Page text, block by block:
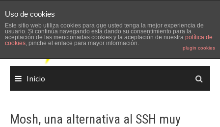
to
content
Inicio
Mosh, una alternativa al SSH muy
Uso de cookies
Este sitio web utiliza cookies para que usted tenga la mejor experiencia de
usuario. Si continúa navegando está dando su consentimiento para la
aceptación de las mencionadas cookies y la aceptación de nuestra política de
cookies, pinche el enlace para mayor información.
plugin cookies